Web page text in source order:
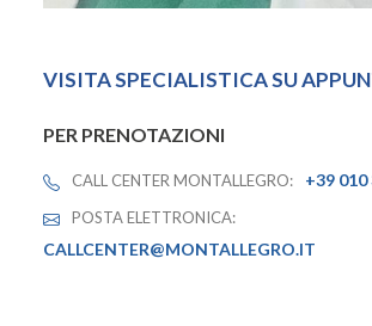
VISITA SPECIALISTICA SU
PER PRENOTAZIONI
CALL CENTER MONTALLEGRO: +39 010
POSTA ELETTRONICA:
CALLCENTER@MONTALLEGRO.IT